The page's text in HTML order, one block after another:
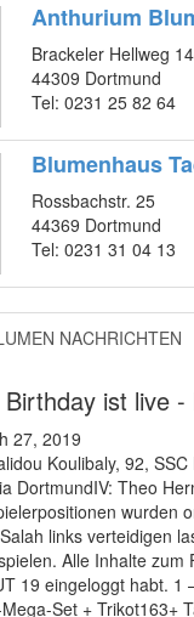
Anthurium
Brackeler Hellweg
44309 Dortmund
Tel: 0231 25 82 64
Blumenhaus
Rossbachstr. 25
44369 Dortmund
Tel: 0231 31 04 13
NACHRICHTEN
ist live
27, 2019
Koulibaly, 92,
DortmundIV: Theo
wurden
links verteidigen
Alle Inhalte
19 eingeloggt habt. 1
Set + Trikot163+